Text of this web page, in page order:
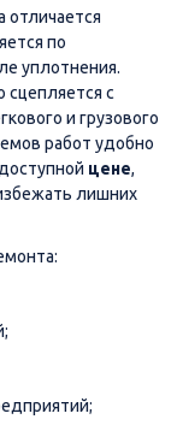
отличается
по
уплотнения.
сцепляется с
и грузового
работ удобно
цене,
лишних